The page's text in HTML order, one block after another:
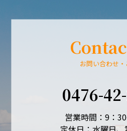
お問い合わせ
0476-
営業時間：9：